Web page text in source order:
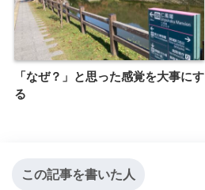
「なぜ？」と思った感覚を大事にす
る
この記事を書いた人